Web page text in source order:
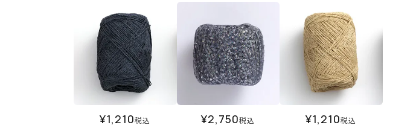
¥1,210税込 ¥2,750税込 ¥1,210税込